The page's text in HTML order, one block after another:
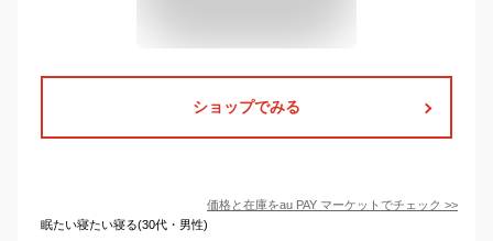
ショップでみる
価格と在庫をau PAY マーケット でチェック >>
眠たい寝たい寝る(30代・男性)